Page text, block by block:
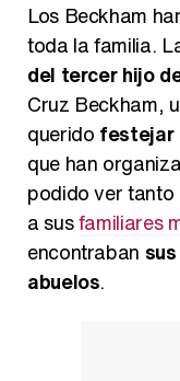
Los Beckham
toda la familia.
del tercer hijo
Cruz Beckham,
querido festejar
que han
podido ver tanto
a susfamiliares
encontraban
abuelos.